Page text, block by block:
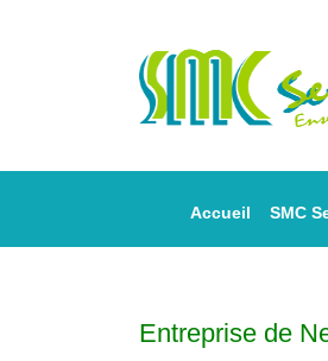
Accueil SMC
Entreprise de